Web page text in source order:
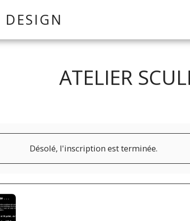
ATELIER
Désolé, l'inscription est terminée.